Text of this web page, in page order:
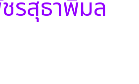
รสุธาพิมล